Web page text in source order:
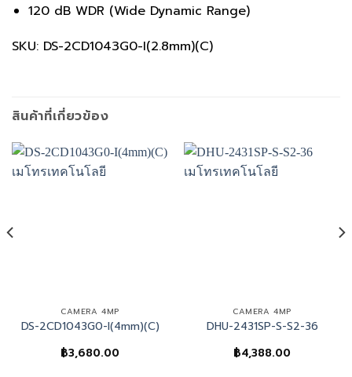
120 dB WDR (Wide Dynamic Range)
SKU: DS-2CD1043G0-I(2.8mm)(C)
สินค้าที่เกี่ยวข้อง
CAMERA 4MP
DS-2CD1043G0-I(4mm)(C)
฿3,680.00
CAMERA 4MP
DHU-2431SP-S-S2-36
฿4,388.00